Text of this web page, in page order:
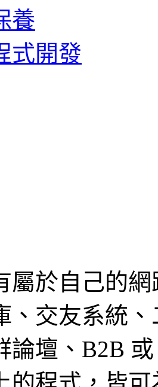
養
式開發
屬於自己的
、交友系統
論壇、B2B